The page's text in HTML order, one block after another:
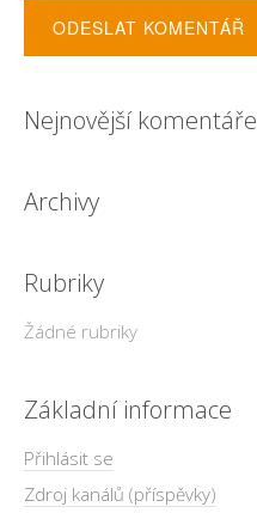
Nejnovější komentáře
Archivy
Rubriky
Žádné rubriky
Základní informace
Přihlásit se
Zdroj kanálů (příspěvky)